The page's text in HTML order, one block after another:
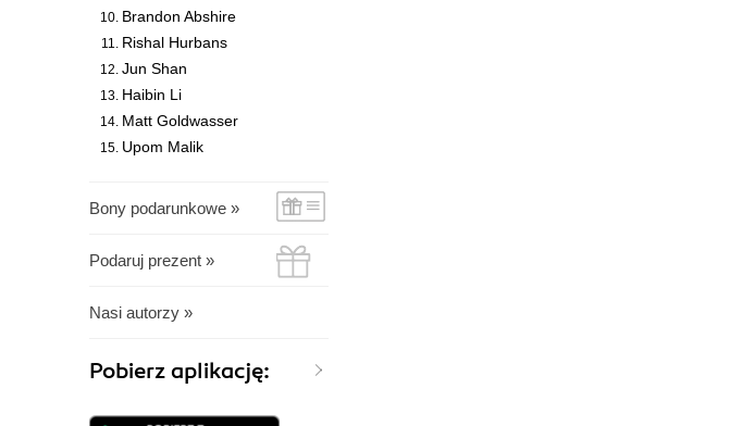
Brandon Abshire
Rishal Hurbans
Jun Shan
Haibin Li
Matt Goldwasser
Upom Malik
Bony podarunkowe »
Podaruj prezent »
Nasi autorzy »
Pobierz aplikację: